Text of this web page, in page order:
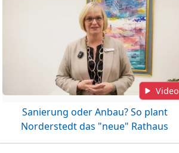
Video
Sanierung oder Anbau? So plant
Norderstedt das "neue" Rathaus